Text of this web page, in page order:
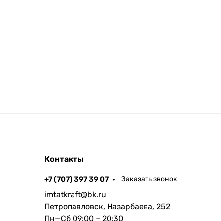
Контакты
+7 (707) 397 39 07 Заказать звонок
imtatkraft@bk.ru
Петропавловск, Назарбаева, 252
Пн—Сб 09:00 – 20:30